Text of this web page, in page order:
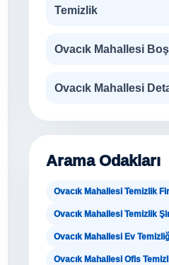
Temizlik
Ovacık Mahallesi
Ovacık Mahallesi
Arama Odakları
Ovacık Mahallesi Temizlik
Ovacık Mahallesi Temizlik
Ovacık Mahallesi Ev
Ovacık Mahallesi Ofis